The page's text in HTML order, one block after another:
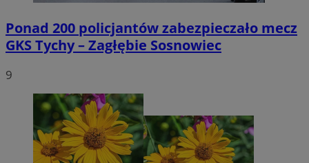
Ponad 200 policjantów zabezpieczało mecz
GKS Tychy – Zagłębie Sosnowiec
9